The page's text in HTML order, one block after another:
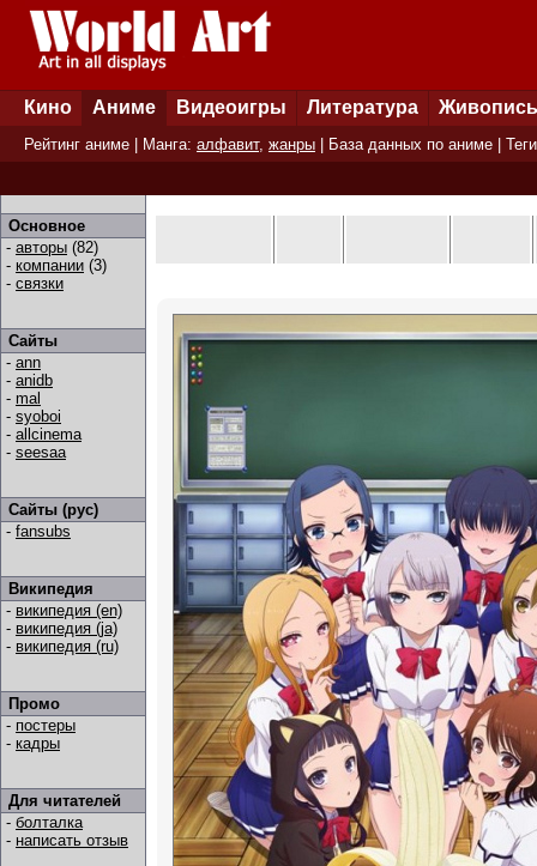
Кино Аниме Видеоигры Литература Живопись
Рейтинг аниме | Манга: алфавит, жанры База данных по аниме Теги
Основное
- авторы (82)
- компании (3)
- связки
Сайты
- ann
- anidb
- mal
- syoboi
- allcinema
- seesaa
Сайты (рус)
- fansubs
Википедия
- википедия (en)
- википедия (ja)
- википедия (ru)
Промо
- постеры
- кадры
Для читателей
- болталка
- написать отзыв